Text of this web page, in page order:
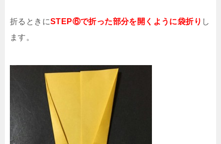
折るときにSTEP⑥で折った部分を開くように袋折り し
ます。